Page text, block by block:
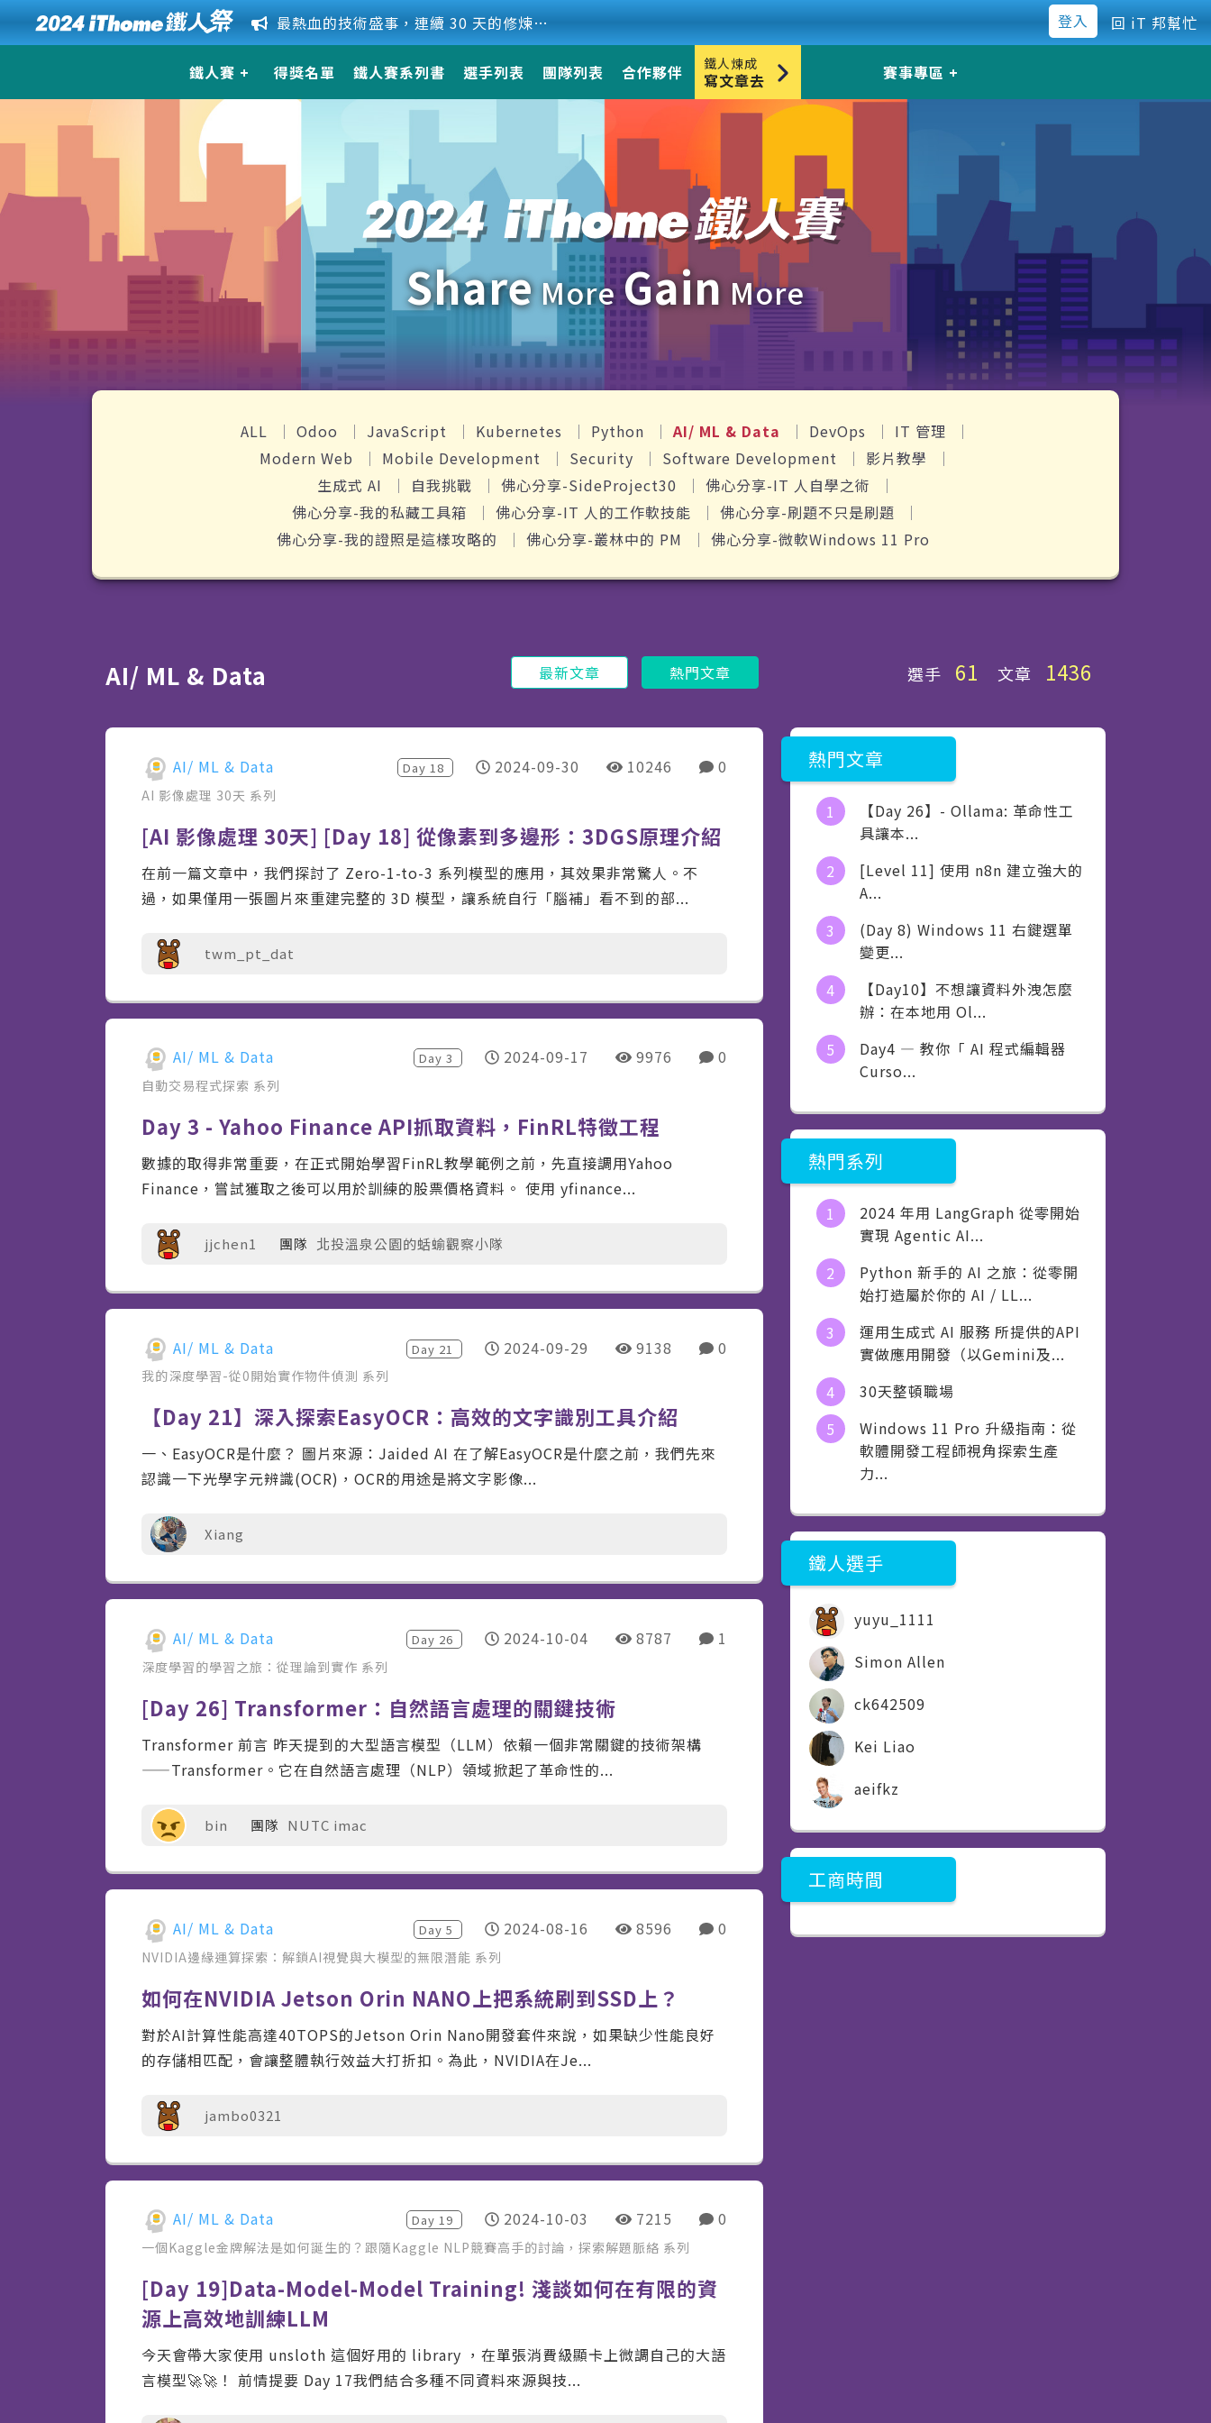
最熱血的技術盛事，連續 30 天的修煉【2026 iThome 鐵人賽】8 月 1 日賽事正式開啟！ 登入 回 iT 邦幫忙
鐵人賽
關於鐵人賽
競賽主題
活動辦法
得獎名單 鐵人賽系列書 選手列表 團隊列表 合作夥伴 鐵人煉成
寫文章去 賽事專區
JavaScript
Python
AI/ ML & Data
DevOps
IT 管理
Mobile Development
Software Development
佛心分享-SideProject30
佛心分享-我的私藏工具箱
佛心分享-IT 人的工作軟技能
佛心分享-刷題不只是刷題
佛心分享-我的證照是這樣攻略的
佛心分享-叢林中的 PM
佛心分享-微軟Windows 11 Pro
ShareMoreGain More
ALL Odoo JavaScript Kubernetes Python AI/ ML & Data DevOps
IT 管理
Modern Web
Mobile Development Security Software Development
影片教學
生成式 AI
自我挑戰 佛心分享-SideProject30
佛心分享-IT 人自學之術
佛心分享-我的私藏工具箱
佛心分享-IT 人的工作軟技能
佛心分享-刷題不只是刷題
佛心分享-我的證照是這樣攻略的
佛心分享-叢林中的 PM 佛心分享-微軟Windows 11 Pro
AI/ ML & Data 最新文章 熱門文章 選手 61 文章 1436
AI/ ML & Data Day 18 2024-09-30 10246 0
AI 影像處理 30天 系列
[AI 影像處理 30天] [Day 18] 從像素到多邊形：3DGS原理介紹
在前一篇文章中，我們探討了 Zero-1-to-3 系列模型的應用，其效果非常驚人。不
過，如果僅用一張圖片來重建完整的 3D 模型，讓系統自行「腦補」看不到的部...
twm_pt_dat
AI/ ML & Data Day 3 2024-09-17 9976 0
自動交易程式探索 系列
Day 3 - Yahoo Finance API抓取資料，FinRL特徵工程
數據的取得非常重要，在正式開始學習FinRL教學範例之前，先直接調用Yahoo
Finance，嘗試獲取之後可以用於訓練的股票價格資料。 使用 yfinance...
jjchen1 團隊 北投溫泉公園的蛞蝓觀察小隊
AI/ ML & Data Day 21 2024-09-29 9138 0
我的深度學習-從0開始實作物件偵測 系列
【Day 21】深入探索EasyOCR：高效的文字識別工具介紹
一、EasyOCR是什麼？ 圖片來源：Jaided AI 在了解EasyOCR是什麼之前，我們先來
認識一下光學字元辨識(OCR)，OCR的用途是將文字影像...
Xiang
AI/ ML & Data Day 26 2024-10-04 8787 1
深度學習的學習之旅：從理論到實作 系列
[Day 26] Transformer：自然語言處理的關鍵技術
Transformer 前言 昨天提到的大型語言模型（LLM）依賴一個非常關鍵的技術架構
——Transformer。它在自然語言處理（NLP）領域掀起了革命性的...
bin 團隊 NUTC imac
AI/ ML & Data Day 5 2024-08-16 8596 0
NVIDIA邊緣運算探索：解鎖AI視覺與大模型的無限潛能 系列
如何在NVIDIA Jetson Orin NANO上把系統刷到SSD上？
對於AI計算性能高達40TOPS的Jetson Orin Nano開發套件來說，如果缺少性能良好
的存儲相匹配，會讓整體執行效益大打折扣。為此，NVIDIA在Je...
jambo0321
AI/ ML & Data Day 19 2024-10-03 7215 0
一個Kaggle金牌解法是如何誕生的？跟隨Kaggle NLP競賽高手的討論，探索解題脈絡 系列
[Day 19]Data-Model-Model Training! 淺談如何在有限的資
源上高效地訓練LLM
今天會帶大家使用 unsloth 這個好用的 library ，在單張消費級顯卡上微調自己的大語
言模型🚀🚀！ 前情提要 Day 17我們結合多種不同資料來源與技...
熱門文章
【Day 26】- Ollama: 革命性工
具讓本...
[Level 11] 使用 n8n 建立強大的
A...
(Day 8) Windows 11 右鍵選單
變更...
【Day10】不想讓資料外洩怎麼
辦：在本地用 Ol...
Day4 — 教你「 AI 程式編輯器
Curso...
熱門系列
2024 年用 LangGraph 從零開始
實現 Agentic AI...
Python 新手的 AI 之旅：從零開
始打造屬於你的 AI / LL...
運用生成式 AI 服務 所提供的API
實做應用開發（以Gemini及...
30天整頓職場
Windows 11 Pro 升級指南：從
軟體開發工程師視角探索生產
力...
鐵人選手
yuyu_1111
Simon Allen
ck642509
Kei Liao
aeifkz
工商時間